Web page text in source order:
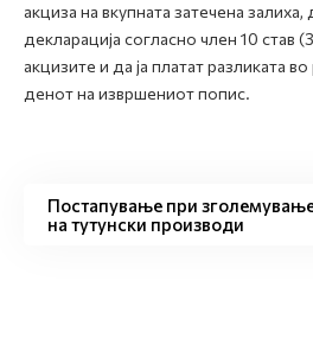
акциза на вкупната затечена
декларација согласно член 10 став
акцизите и да ја платат разликата
денот на извршениот попис.
Постапување при
на тутунски производи